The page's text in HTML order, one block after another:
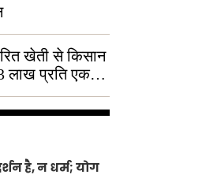
खेती से किसान
लाख प्रति एकड़
है, न धर्म; योग